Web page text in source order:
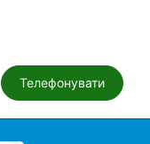
Телефонувати